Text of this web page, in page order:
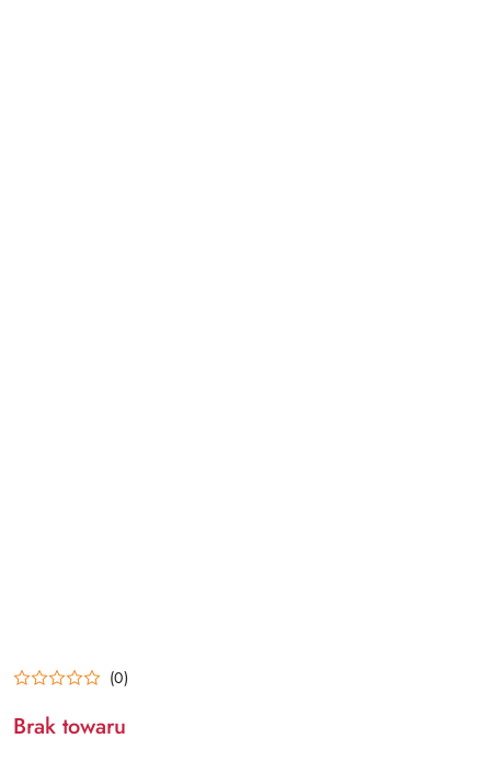
(0)
Brak towaru